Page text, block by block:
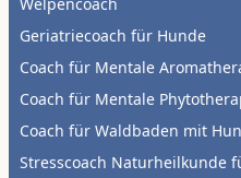
Geriatriecoach für Hunde
Coach für Mentale
Coach für Mentale
Coach für Waldbaden mit
Stresscoach Naturheilkunde